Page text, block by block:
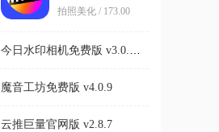
拍照美化 / 173.00
魔音工坊免费版 v4.0.9
云推巨量官网版 v2.8.7